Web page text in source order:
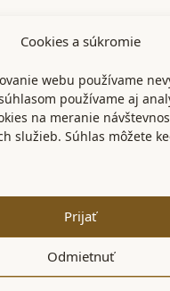
Cookies a súkromie
webu používame
používame aj
na meranie
služieb. Súhlas môžete
Prijať
Odmietnuť
OstréNože.sk – Všetky práva